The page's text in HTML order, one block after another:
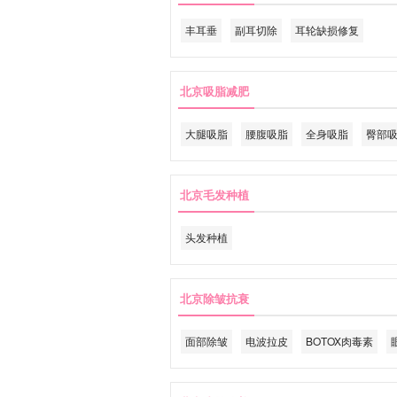
丰耳垂 副耳切除 耳轮缺损修复
北京吸脂减肥
大腿吸脂 腰腹吸脂 全身吸脂 臀部
北京毛发种植
头发种植
北京除皱抗衰
面部除皱 电波拉皮 BOTOX肉毒素